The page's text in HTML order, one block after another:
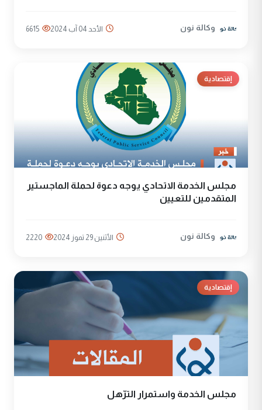
وكالة نون الأحد 04 آب 2024 6615
إقتصادية
مجلس الخدمة الاتحادي يوجه دعوة لحملة الماجستير
المتقدمين للتعيين
وكالة نون الأثنين 29 تموز 2024 2220
إقتصادية
مجلس الخدمة واستمرار الترّهل